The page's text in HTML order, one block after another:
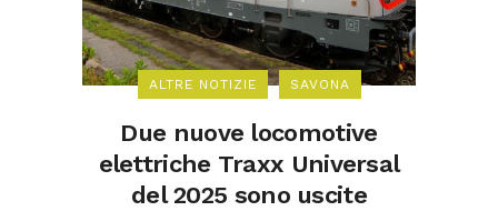
ALTRE NOTIZIE SAVONA
Due nuove locomotive
elettriche Traxx Universal
del 2025 sono uscite